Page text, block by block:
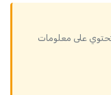
على معلومات